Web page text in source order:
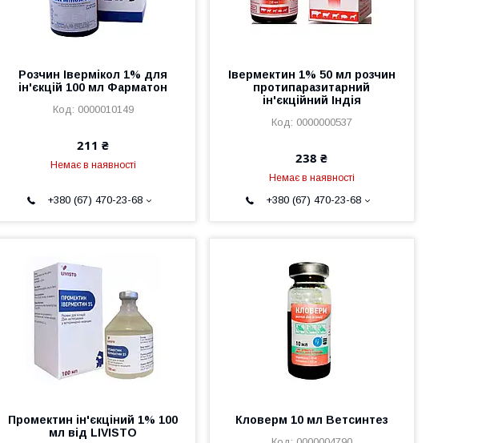
Розчин Івермікол 1% для
ін'єкцій 100 мл Фарматон
0000010149
211 ₴
Немає в наявності
+380 (67) 470-23-68
Івермектин 1% 50 мл розчин
протипаразитарний
ін'єкційний Індія
0000000537
238 ₴
Немає в наявності
+380 (67) 470-23-68
Промектин ін'єкціний 1% 100
мл від LIVISTO
Кловерм 10 мл Ветсинтез